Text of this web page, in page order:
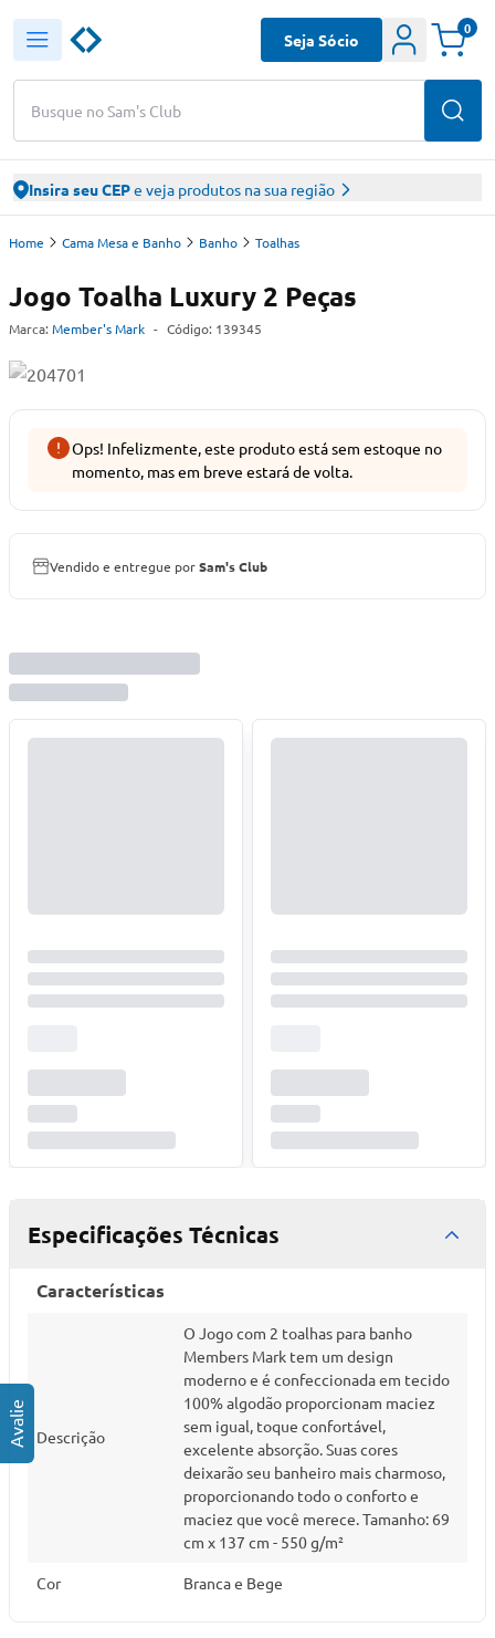
Busque no Sam's Club
Seja Sócio
0
Insira seu CEPe veja produtos na sua região
Home Cama Mesa e Banho Banho Toalhas
Jogo Toalha Luxury 2 Peças
Marca: Member's Mark - Código: 139345
Ops! Infelizmente, este produto está sem estoque no
momento, mas em breve estará de volta.
Vendido e entregue porSam's Club
Especificações Técnicas
Características
Descrição
O Jogo com 2 toalhas para banho
Members Mark tem um design
moderno e é confeccionada em tecido
100% algodão proporcionam maciez
sem igual, toque confortável,
excelente absorção. Suas cores
deixarão seu banheiro mais charmoso,
proporcionando todo o conforto e
maciez que você merece. Tamanho: 69
cm x 137 cm - 550 g/m²
Cor Branca e Bege